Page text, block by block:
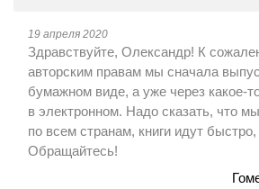
19 апреля 2020
Здравствуйте, Олександр! К
авторским правам мы сначала
бумажном виде, а уже через какое-
в электронном. Надо сказать, что
по всем странам, книги идут
Обращайтесь!